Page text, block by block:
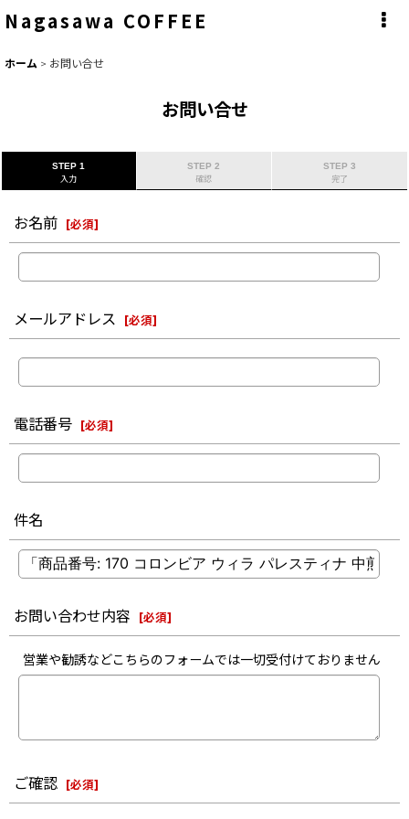
Nagasawa COFFEE
ホーム > お問い合せ
お問い合せ
STEP 1
入力
STEP 2
確認
STEP 3
完了
お名前 [必須]
メールアドレス [必須]
電話番号 [必須]
件名
お問い合わせ内容 [必須]
営業や勧誘などこちらのフォームでは一切受付けておりません
ご確認 [必須]